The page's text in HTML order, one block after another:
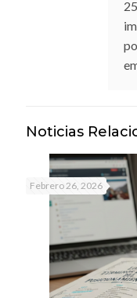
Noticias
Febrero 26, 2026